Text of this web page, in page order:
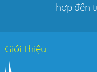
hợp đến
Giới Thiệu